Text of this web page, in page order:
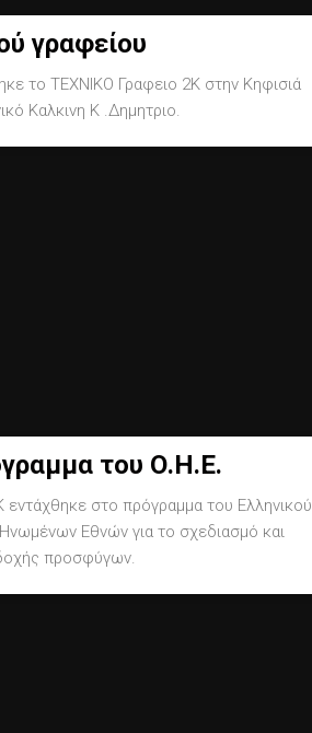
γραφείου
το ΤΕΧΝΙΚΟ Γραφειο 2Κ στην Κηφισιά
Καλκινη Κ .Δημητριο.
του Ο.Η.Ε.
στο πρόγραμμα του Ελληνικού
Εθνών για το σχεδιασμό και
προσφύγων.